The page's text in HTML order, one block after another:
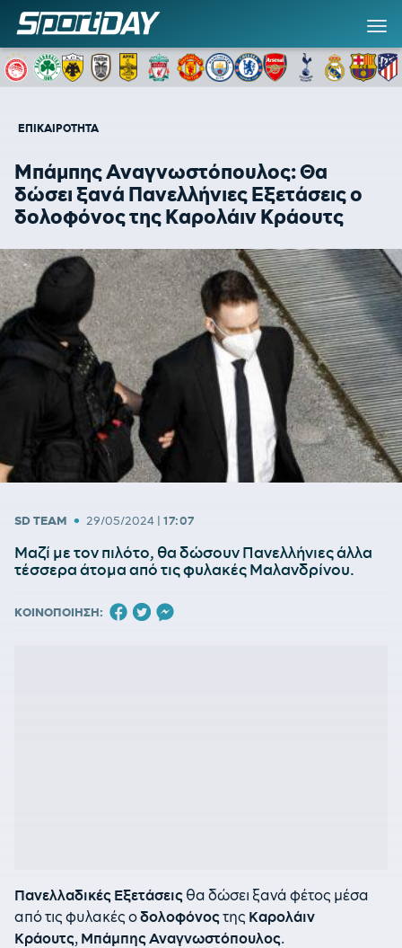
ΕΠΙΚΑΙΡΟΤΗΤΑ
Μπάμπης Αναγνωστόπουλος: Θα
δώσει ξανά Πανελλήνιες Εξετάσεις ο
δολοφόνος της Καρολάιν Κράουτς
SD TEAM • 29/05/2024 | 17:07
Μαζί με τον πιλότο, θα δώσουν Πανελλήνιες άλλα
τέσσερα άτομα από τις φυλακές Μαλανδρίνου.
ΚΟΙΝΟΠΟΙΗΣΗ:
Πανελλαδικές Εξετάσεις θα δώσει ξανά φέτος μέσα
από τις φυλακές οδολοφόνος της Καρολάιν
Κράουτς, Μπάμπης Αναγνωστόπουλος.